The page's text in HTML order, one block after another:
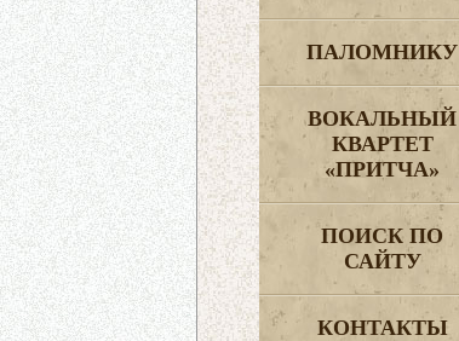
ПАЛОМНИКУ
ВОКАЛЬНЫЙ
КВАРТЕТ
«ПРИТЧА»
ПОИСК ПО
САЙТУ
КОНТАКТЫ